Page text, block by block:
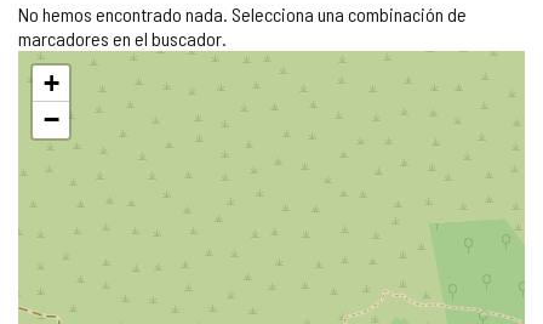
No hemos encontrado nada. Selecciona una combinación de
marcadores en el buscador.
Saltar
mapa
+
−